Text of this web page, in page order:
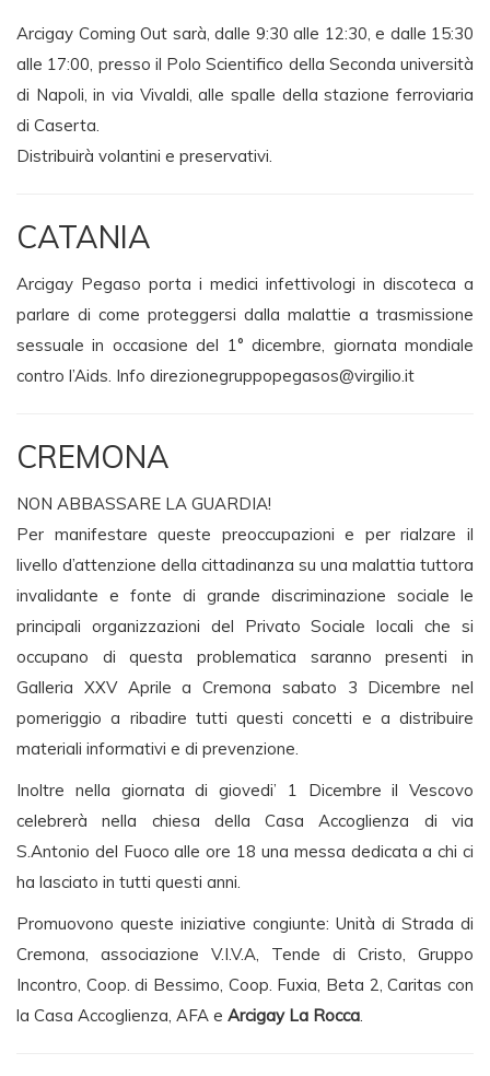
Arcigay Coming Out sarà, dalle 9:30 alle 12:30, e dalle 15:30
alle 17:00, presso il Polo Scientifico della Seconda università
di Napoli, in via Vivaldi, alle spalle della stazione ferroviaria
di Caserta.
Distribuirà volantini e preservativi.
CATANIA
Arcigay Pegaso porta i medici infettivologi in discoteca a
parlare di come proteggersi dalla malattie a trasmissione
sessuale in occasione del 1° dicembre, giornata mondiale
contro l’Aids. Info direzionegruppopegasos@virgilio.it
CREMONA
NON ABBASSARE LA GUARDIA!
Per manifestare queste preoccupazioni e per rialzare il
livello d’attenzione della cittadinanza su una malattia tuttora
invalidante e fonte di grande discriminazione sociale le
principali organizzazioni del Privato Sociale locali che si
occupano di questa problematica saranno presenti in
Galleria XXV Aprile a Cremona sabato 3 Dicembre nel
pomeriggio a ribadire tutti questi concetti e a distribuire
materiali informativi e di prevenzione.
Inoltre nella giornata di giovedi’ 1 Dicembre il Vescovo
celebrerà nella chiesa della Casa Accoglienza di via
S.Antonio del Fuoco alle ore 18 una messa dedicata a chi ci
ha lasciato in tutti questi anni.
Promuovono queste iniziative congiunte: Unità di Strada di
Cremona, associazione V.I.V.A, Tende di Cristo, Gruppo
Incontro, Coop. di Bessimo, Coop. Fuxia, Beta 2, Caritas con
la Casa Accoglienza, AFA e Arcigay La Rocca.